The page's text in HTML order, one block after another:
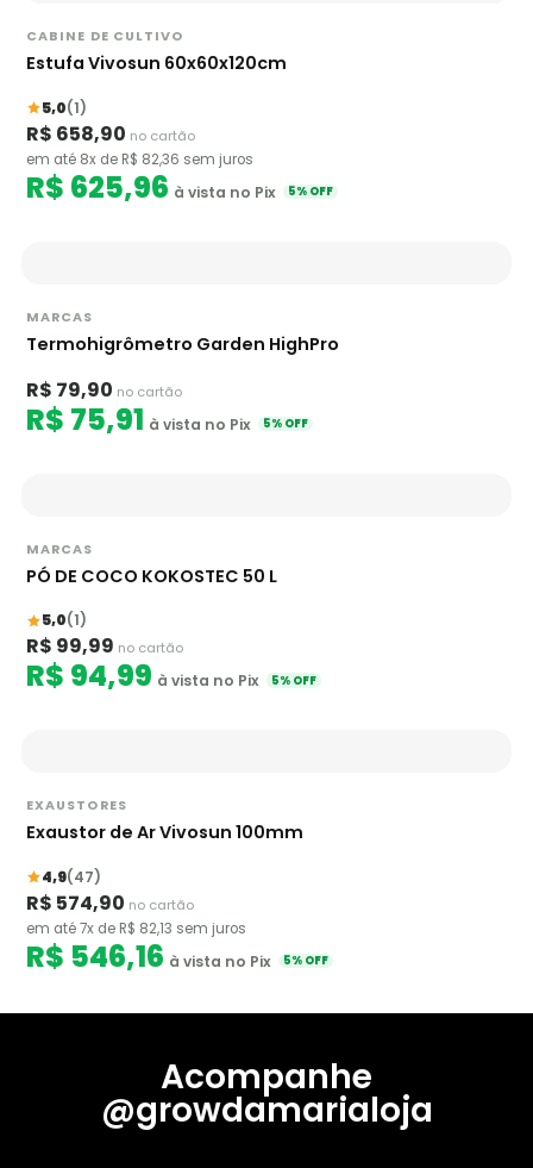
CABINE DE CULTIVO
Estufa Vivosun 60x60x120cm
5,0(1)
R$ 658,90 no cartão
em até 8x de R$ 82,36 sem juros
R$ 625,96 à vista no Pix 5% OFF
MARCAS
Termohigrômetro Garden HighPro
R$ 79,90 no cartão
R$ 75,91 à vista no Pix 5% OFF
MARCAS
PÓ DE COCO KOKOSTEC 50 L
5,0(1)
R$ 99,99 no cartão
R$ 94,99 à vista no Pix 5% OFF
EXAUSTORES
Exaustor de Ar Vivosun 100mm
4,9(47)
R$ 574,90 no cartão
em até 7x de R$ 82,13 sem juros
R$ 546,16 à vista no Pix 5% OFF
Acompanhe
@growdamarialoja